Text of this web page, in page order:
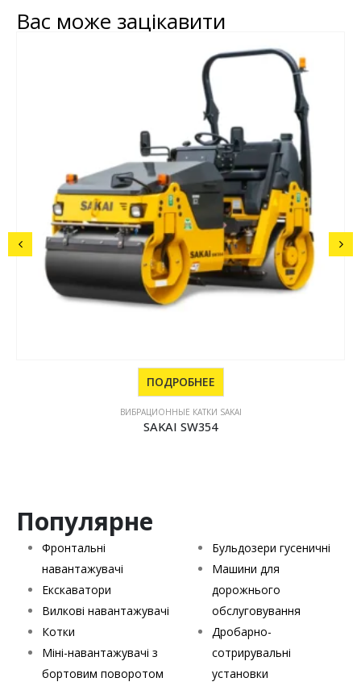
Вас може зацікавити
ПОДРОБНЕЕ
ВИБРАЦИОННЫЕ КАТКИ SAKAI
SAKAI SW988-1
Популярне
Фронтальні
навантажувачі
Екскаватори
Вилкові навантажувачі
Котки
Міні-навантажувачі з
бортовим поворотом
Бульдозери гусеничні
Машини для
дорожнього
обслуговування
Дробарно-
сотрирувальні
установки